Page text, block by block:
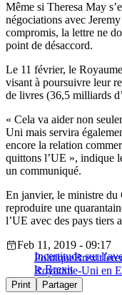
Même si Theresa May
négociations avec
compromis, la lettre ne
point de désaccord.
Le 11 février, le
visant à poursuivre leur
de livres (36,5 milliards
« Cela va aider non
Uni mais servira
encore la relation
quittons l’UE », indique
un communiqué.
En janvier, le ministre du
reproduire une
l’UE avec des pays tiers
Incertitude sur
le Brexit
Feb 11, 2019 - 09:17
PolitiqueBrexit
Royaume-Uni en
Print Partager